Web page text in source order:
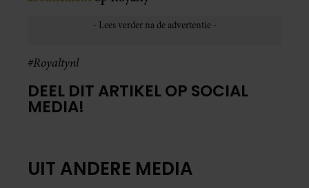
#Royaltynl
DEEL DIT ARTIKEL OP SOCIAL
MEDIA!
UIT ANDERE MEDIA